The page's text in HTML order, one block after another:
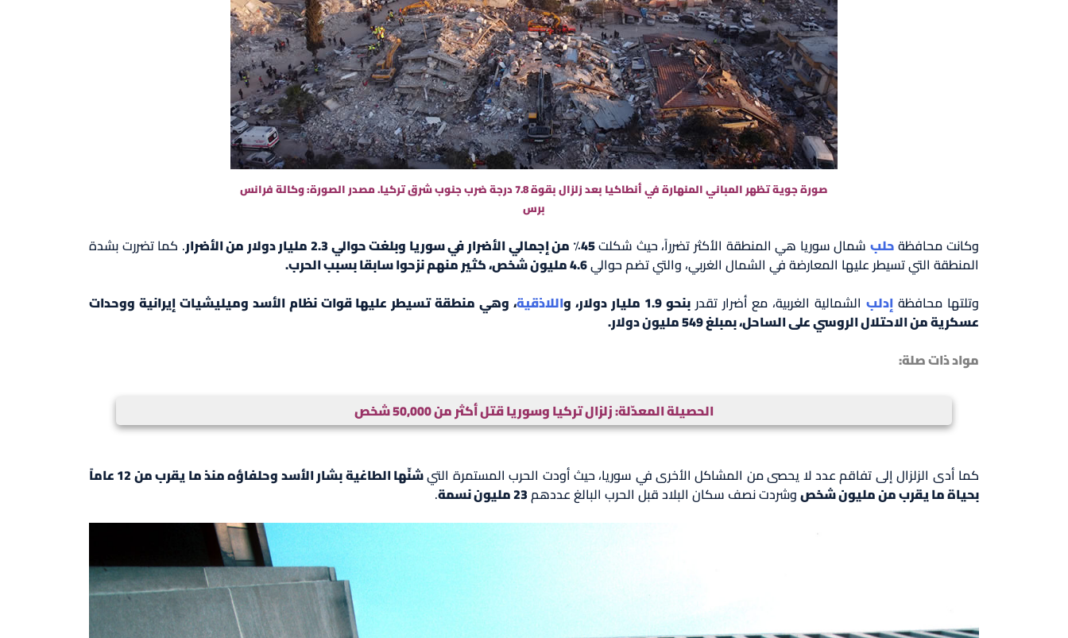
صورة جوية تظهر المباني المنهارة في أنطاكيا بعد زلزال بقوة 7.8 درجة ضرب جنوب شرق تركيا. مصدر الصورة: وكالة فرانس
برس
وكانت محافظةحلب شمال سوريا هي المنطقة الأكثر تضرراً، حيث شكلت45٪ من إجمالي الأضرار في سوريا وبلغت حوالي 2.3 مليار دولار من الأضرار
. كما تضررت بشدة
المنطقة التي تسيطر عليها المعارضة في الشمال الغربي، والتي تضم حوالي4.6 مليون شخص، كثير منهم نزحوا سابقا بسبب الحرب.
وتلتها محافظة إدلب الشمالية الغربية، مع أضرار تقدربنحو 1.9 مليار دولار، و اللاذقية، وهي منطقة تسيطر عليها قوات نظام الأسد وميليشيات إيرانية ووحدات
عسكرية من الاحتلال الروسي على الساحل، بمبلغ 549 مليون دولار.
مواد ذات صلة:
الحصيلة المعدّلة: زلزال تركيا وسوريا قتل أكثر من 50,000 شخص
كما أدى الزلزال إلى تفاقم عدد لا يحصى من المشاكل الأخرى في سوريا، حيث أودت الحرب المستمرة التي
شنّها الطاغية بشار الأسد وحلفاؤه منذ ما يقرب من 12 عاماً
بحياة ما يقرب من مليون شخصوشردت نصف سكان البلاد قبل الحرب البالغ عددهم23 مليون نسمة .